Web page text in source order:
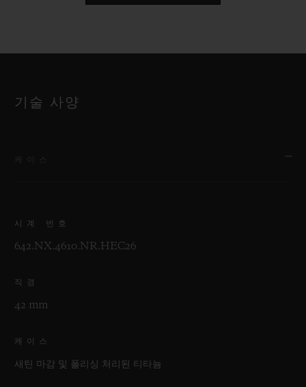
기술 사양
시계 번호
642.NX.4610.NR.HEC26
직경
42 mm
케이스
새틴 마감 및 폴리싱 처리된 티타늄